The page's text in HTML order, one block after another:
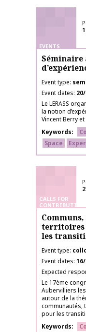
EVENTS
Event type
Event dates
Le LERASS
la notion
Vincent Berry et
Keywords
Space
CALLS FOR
CONTRIBUTIONS
territoires
les
Event type
Event dates
Expected
Le 17ème
Aubervilliers
autour de la
communautés,
pour les
Keywords